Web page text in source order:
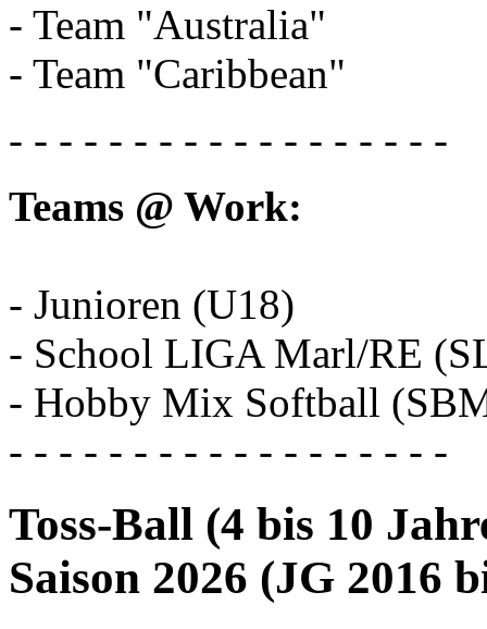
- Team "Australia"
- Team "Caribbean"
- - - - - - - - - - - - - - - - - -
Teams @ Work:
- Junioren (U18)
- School LIGA Marl/RE
- Hobby Mix Softball
- - - - - - - - - - - - - - - - - -
Toss-Ball (4 bis 10
Saison 2026 (JG 2016